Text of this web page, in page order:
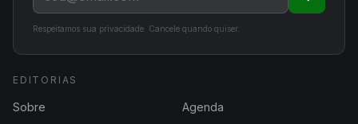
Respeitamos sua privacidade. Cancele quando quiser.
EDITORIAS
Sobre Agenda